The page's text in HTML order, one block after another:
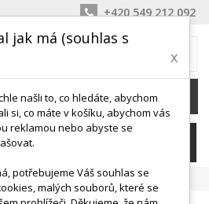
+420 549 212 092
0 Kč
Hry V Kolektivu
jak má (souhlas s
x
našli to, co hledáte, abychom
si, co máte v košíku, abychom vás
reklamou nebo abyste se
potřebujeme Váš souhlas se
malých souborů, které se